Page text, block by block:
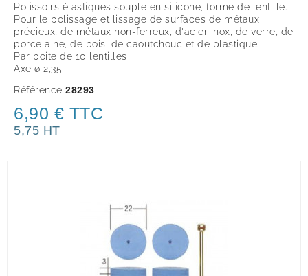
Polissoirs élastiques souple en silicone, forme de lentille.
Pour le polissage et lissage de surfaces de métaux
précieux, de métaux non-ferreux, d'acier inox, de verre, de
porcelaine, de bois, de caoutchouc et de plastique.
Par boite de 10 lentilles
Axe ø 2,35
Référence 28293
6,90 € TTC
5,75 HT